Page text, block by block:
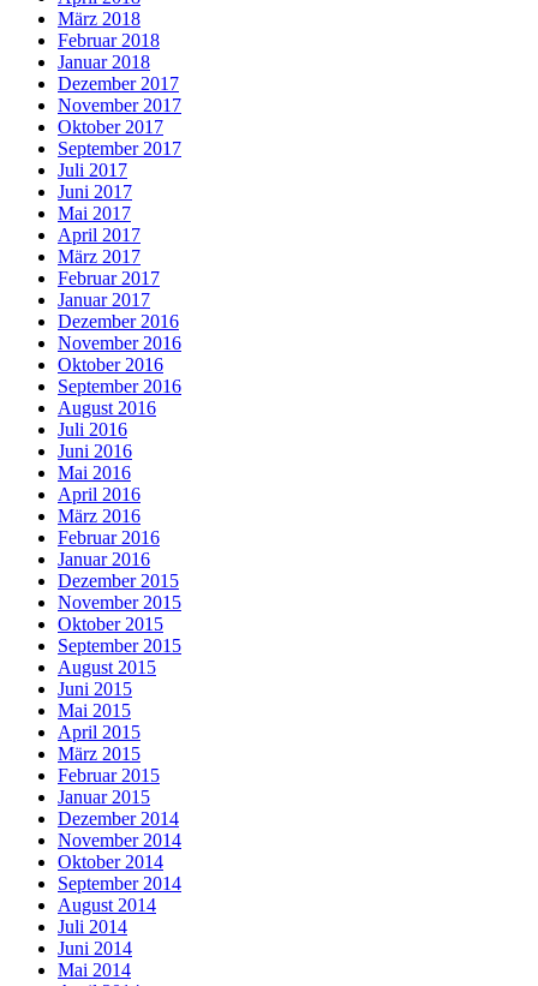
März 2018
Februar 2018
Januar 2018
Dezember 2017
November 2017
Oktober 2017
September 2017
Juli 2017
Juni 2017
Mai 2017
April 2017
März 2017
Februar 2017
Januar 2017
Dezember 2016
November 2016
Oktober 2016
September 2016
August 2016
Juli 2016
Juni 2016
Mai 2016
April 2016
März 2016
Februar 2016
Januar 2016
Dezember 2015
November 2015
Oktober 2015
September 2015
August 2015
Juni 2015
Mai 2015
April 2015
März 2015
Februar 2015
Januar 2015
Dezember 2014
November 2014
Oktober 2014
September 2014
August 2014
Juli 2014
Juni 2014
Mai 2014